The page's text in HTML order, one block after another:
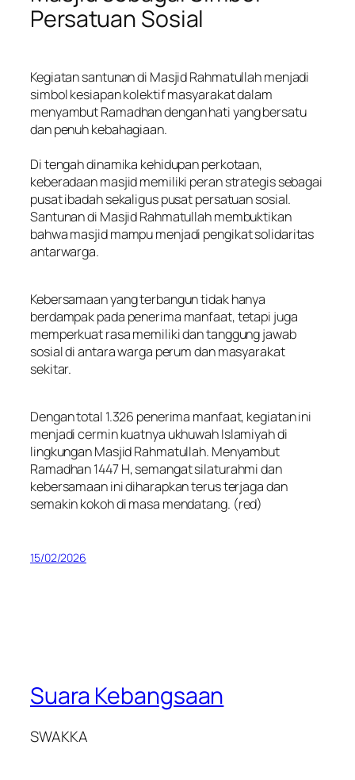
Persatuan Sosial
Kegiatan santunan di Masjid Rahmatullah menjadi
simbol kesiapan kolektif masyarakat dalam
menyambut Ramadhan dengan hati yang bersatu
dan penuh kebahagiaan.
Di tengah dinamika kehidupan perkotaan,
keberadaan masjid memiliki peran strategis sebagai
pusat ibadah sekaligus pusat persatuan sosial.
Santunan di Masjid Rahmatullah membuktikan
bahwa masjid mampu menjadi pengikat solidaritas
antarwarga.
Kebersamaan yang terbangun tidak hanya
berdampak pada penerima manfaat, tetapi juga
memperkuat rasa memiliki dan tanggung jawab
sosial di antara warga perum dan masyarakat
sekitar.
Dengan total 1.326 penerima manfaat, kegiatan ini
menjadi cermin kuatnya ukhuwah Islamiyah di
lingkungan Masjid Rahmatullah. Menyambut
Ramadhan 1447 H, semangat silaturahmi dan
kebersamaan ini diharapkan terus terjaga dan
semakin kokoh di masa mendatang. (red)
15/02/2026
Suara Kebangsaan
SWAKKA